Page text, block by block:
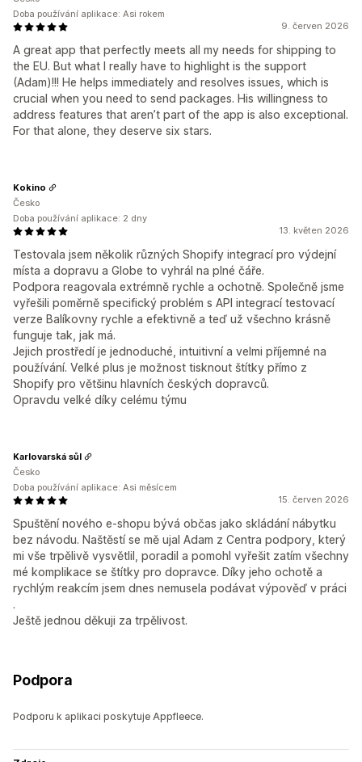
9. červen 2026
A great app that perfectly meets all my needs for shipping to
the EU. But what I really have to highlight is the support
(Adam)!!! He helps immediately and resolves issues, which is
crucial when you need to send packages. His willingness to
address features that aren’t part of the app is also exceptional.
For that alone, they deserve six stars.
Doba používání aplikace: Asi rokem
13. květen 2026
Testovala jsem několik různých Shopify integrací pro výdejní
místa a dopravu a Globe to vyhrál na plné čáře.
Podpora reagovala extrémně rychle a ochotně. Společně jsme
vyřešili poměrně specifický problém s API integrací testovací
verze Balíkovny rychle a efektivně a teď už všechno krásně
funguje tak, jak má.
Jejich prostředí je jednoduché, intuitivní a velmi příjemné na
používání. Velké plus je možnost tisknout štítky přímo z
Shopify pro většinu hlavních českých dopravců.
Opravdu velké díky celému týmu
Kokino
Česko
Doba používání aplikace: 2 dny
15. červen 2026
Spuštění nového e-shopu bývá občas jako skládání nábytku
bez návodu. Naštěstí se mě ujal Adam z Centra podpory, který
mi vše trpělivě vysvětlil, poradil a pomohl vyřešit zatím všechny
mé komplikace se štítky pro dopravce. Díky jeho ochotě a
rychlým reakcím jsem dnes nemusela podávat výpověď v práci
.
Ještě jednou děkuji za trpělivost.
Karlovarská sůl
Česko
Doba používání aplikace: Asi měsícem
Podpora
Podporu k aplikaci poskytuje Appfleece.